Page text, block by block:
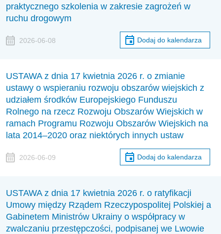
praktycznego szkolenia w zakresie zagrożeń w
ruchu drogowym
2026-06-08 Dodaj do kalendarza
USTAWA z dnia 17 kwietnia 2026 r. o zmianie
ustawy o wspieraniu rozwoju obszarów wiejskich z
udziałem środków Europejskiego Funduszu
Rolnego na rzecz Rozwoju Obszarów Wiejskich w
ramach Programu Rozwoju Obszarów Wiejskich na
lata 2014–2020 oraz niektórych innych ustaw
2026-06-09 Dodaj do kalendarza
USTAWA z dnia 17 kwietnia 2026 r. o ratyfikacji
Umowy między Rządem Rzeczypospolitej Polskiej a
Gabinetem Ministrów Ukrainy o współpracy w
zwalczaniu przestępczości, podpisanej we Lwowie